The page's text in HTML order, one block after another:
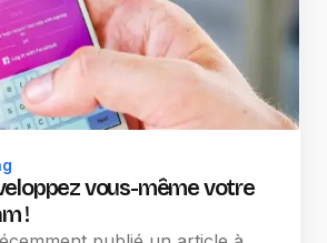
vous-même votre
!